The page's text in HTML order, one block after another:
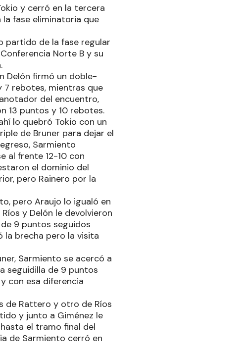
y cerró en la tercera
fase eliminatoria que
partido de la fase regular
Norte B y su
Delón firmó un doble-
7 rebotes, mientras que
del encuentro,
13 puntos y 10 rebotes.
lo quebró Tokio con un
de Bruner para dejar el
Sarmiento
al frente 12-10 con
el dominio del
pero Rainero por la
pero Araujo lo igualó en
y Delón le devolvieron
9 puntos seguidos
la brecha pero la visita
Sarmiento se acercó a
seguidilla de 9 puntos
con esa diferencia
de Rattero y otro de Ríos
y junto a Giménez le
el tramo final del
de Sarmiento cerró en